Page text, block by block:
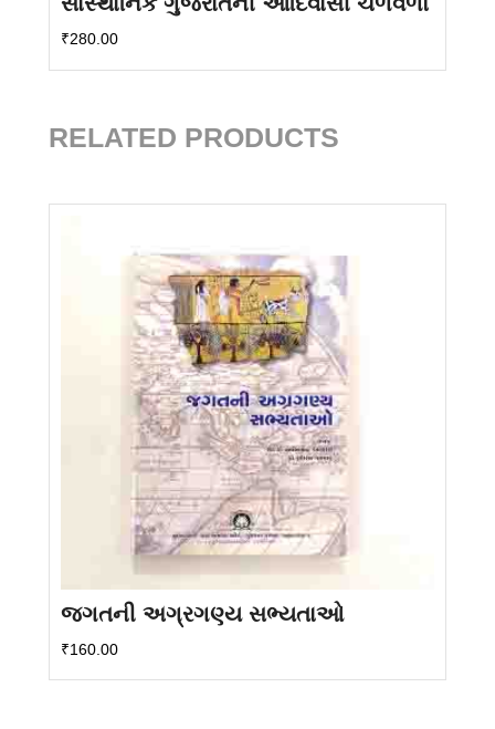
₹280.00
RELATED PRODUCTS
જગતની અગ્રગણ્ય સભ્યતાઓ
₹160.00